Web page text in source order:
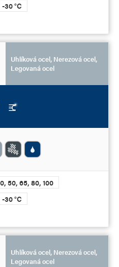
-30 °C
Uhlíková ocel, Nerezová ocel,
Legovaná ocel
50, 65, 80, 100
-30 °C
Uhlíková ocel, Nerezová ocel,
Legovaná ocel